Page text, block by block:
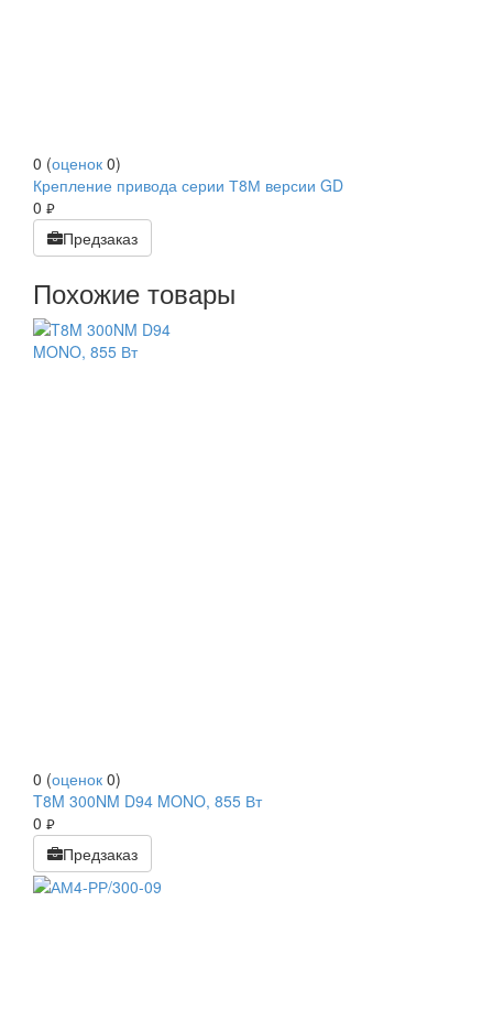
0 (оценок 0)
Крепление привода серии Т8М версии GD
0 руб.
Предзаказ
Похожие товары
0 (оценок 0)
T8M 300NM D94 MONO, 855 Вт
0 руб.
Предзаказ